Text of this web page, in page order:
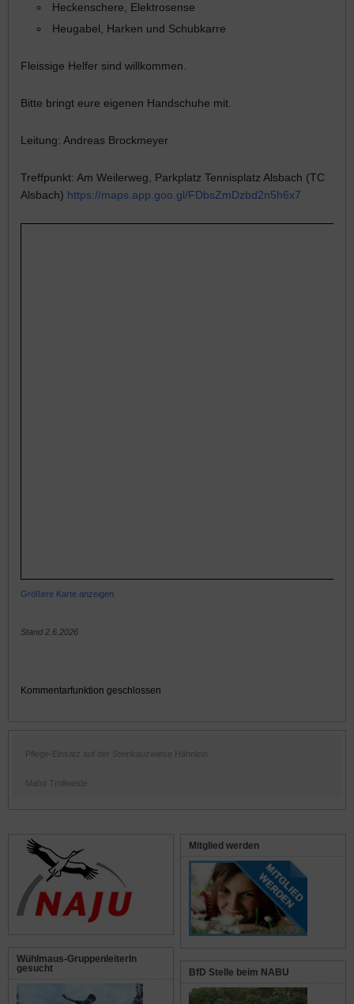
Heckenschere, Elektrosense
Heugabel, Harken und Schubkarre
Fleissige Helfer sind willkommen.
Bitte bringt eure eigenen Handschuhe mit.
Leitung: Andreas Brockmeyer
Treffpunkt: Am Weilerweg, Parkplatz Tennisplatz Alsbach (TC
Alsbach) https://maps.app.goo.gl/FDbsZmDzbd2n5h6x7
Größere Karte anzeigen
Stand 2.6.2026
Kommentarfunktion geschlossen
Pflege-Einsatz auf der Steinkauzwiese Hähnlein
Mahd Trollweide
Mitglied werden
BfD Stelle beim NABU
Wühlmaus-GruppenleiterIn
gesucht